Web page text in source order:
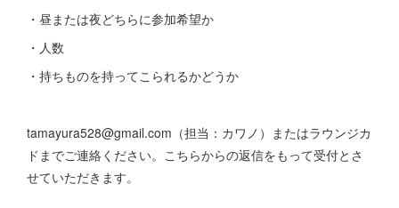
・昼または夜どちらに参加希望か
・人数
・持ちものを持ってこられるかどうか
tamayura528@gmail.com（担当：カワノ）またはラウンジカ
ドまでご連絡ください。こちらからの返信をもって受付とさ
せていただきます。